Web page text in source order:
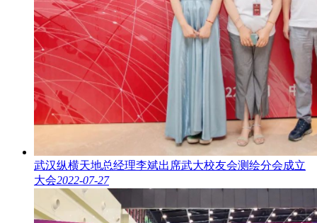
武汉纵横天地总经理李斌出席武大校友会测绘分会成立
大会2022-07-27